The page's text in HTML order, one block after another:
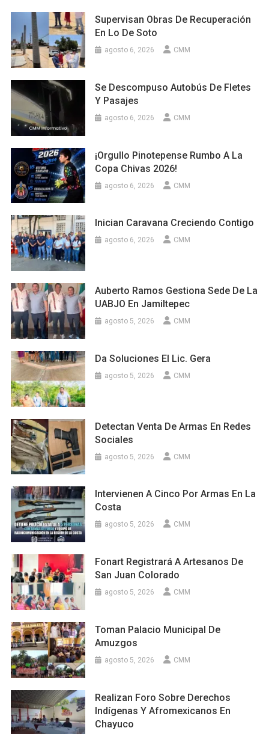
Supervisan Obras De Recuperación
En Lo De Soto
agosto 6, 2026 CMM
Se Descompuso Autobús De Fletes
Y Pasajes
agosto 6, 2026 CMM
¡Orgullo Pinotepense Rumbo A La
Copa Chivas 2026!
agosto 6, 2026 CMM
Inician Caravana Creciendo Contigo
agosto 6, 2026 CMM
Auberto Ramos Gestiona Sede De La
UABJO En Jamiltepec
agosto 5, 2026 CMM
Da Soluciones El Lic. Gera
agosto 5, 2026 CMM
Detectan Venta De Armas En Redes
Sociales
agosto 5, 2026 CMM
Intervienen A Cinco Por Armas En La
Costa
agosto 5, 2026 CMM
Fonart Registrará A Artesanos De
San Juan Colorado
agosto 5, 2026 CMM
Toman Palacio Municipal De
Amuzgos
agosto 5, 2026 CMM
Realizan Foro Sobre Derechos
Indígenas Y Afromexicanos En
Chayuco